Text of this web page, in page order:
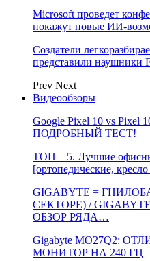
Microsoft проведет
покажут новые ИИ-
Создатели
представили наушники
Prev Next
Видеообзоры
Google Pixel 10 vs
ПОДРОБНЫЙ ТЕСТ!
ТОП—5. Лучшие
[ортопедические,
GIGABYTE =
СЕКТОРЕ) /
ОБЗОР РЯДА…
Gigabyte MO27Q2:
МОНИТОР НА 240 ГЦ